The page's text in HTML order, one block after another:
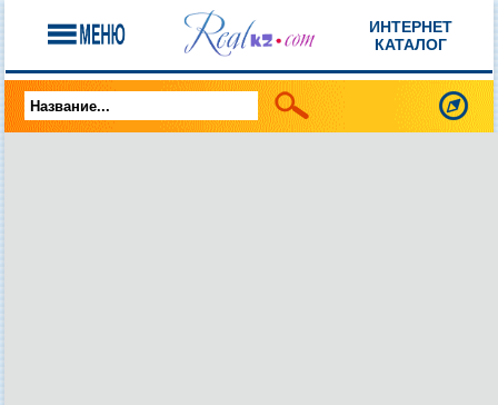
ИНТЕРНЕТ
КАТАЛОГ